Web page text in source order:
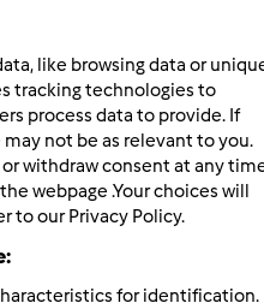
dose/s
----
--
like browsing data or
tracking technologies to
process data to provide. If
not be as relevant to you.
withdraw consent at any
webpage .Your choices will
to our Privacy Policy.
for identification.